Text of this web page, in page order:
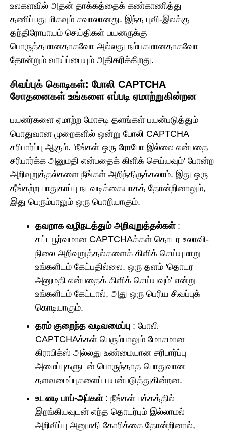
உலகளவில் அதன் தாக்கத்தைக் கண்காணித்து
தணிப்பது மிகவும் சவாலானது. இந்த புவி-இலக்கு
தந்திரோபாயம் செய்திகள் பயனருக்கு
பொருத்தமானதாகவோ அல்லது நம்பகமானதாகவோ
தோன்றும் வாய்ப்பையும் அதிகரிக்கிறது.
சிவப்புக் கொடிகள்: போலி CAPTCHA
சோதனைகள் உங்களை எப்படி ஏமாற்றுகின்றன
பயனர்களை ஏமாற்ற மோசடி தளங்கள் பயன்படுத்தும்
பொதுவான முறைகளில் ஒன்று போலி CAPTCHA
சரிபார்ப்பு ஆகும். 'நீங்கள் ஒரு ரோபோ இல்லை என்பதை
சரிபார்க்க அனுமதி என்பதைக் கிளிக் செய்யவும்' போன்ற
அறிவுறுத்தல்களை நீங்கள் அறிந்திருக்கலாம். இது ஒரு
தீங்கற்ற பாதுகாப்பு நடவடிக்கையாகத் தோன்றினாலும்,
இது பெரும்பாலும் ஒரு பொறியாகும்.
தவறாக வழிநடத்தும் அறிவுறுத்தல்கள்:
சட்டபூர்வமான CAPTCHAக்கள் தொடர உலாவி-
நிலை அறிவுறுத்தல்களைக் கிளிக் செய்யுமாறு
உங்களிடம் கேட்பதில்லை. ஒரு தளம் 'தொடர
அனுமதி என்பதைக் கிளிக் செய்யவும்' என்று
உங்களிடம் கேட்டால், அது ஒரு பெரிய சிவப்புக்
கொடியாகும்.
தரம் குறைந்த வடிவமைப்பு : போலி
CAPTCHAக்கள் பெரும்பாலும் மோசமான
கிராபிக்ஸ் அல்லது உண்மையான சரிபார்ப்பு
அமைப்புகளுடன் பொருந்தாத பொதுவான
தளவமைப்புகளைப் பயன்படுத்துகின்றன.
உடனடி பாப்-அப்கள்: நீங்கள் பக்கத்தில்
இறங்கியவுடன் எந்த தொடர்பும் இல்லாமல்
அறிவிப்பு அனுமதி கோரிக்கை தோன்றினால்,